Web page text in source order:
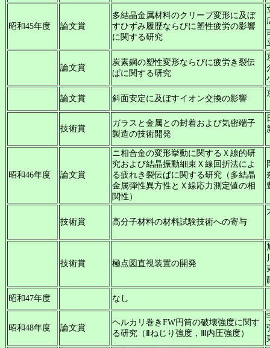
昭和45年度 論文賞
多結晶金属材料のクリープ変形に及ぼ
すひずみ履歴ならびに塑性疲労の影響
に関する研究
論文賞
炭素鋼の塑性変形ならびに疲労き裂伝
ぱに関する研究
論文賞 斜面安定に及ぼすイオン交換の影響
技術賞
ガラスと金属との封着および気密端子
製造の技術開発
昭和46年度 論文賞
ニ相合金の変形挙動に関するＸ線的研
究および結晶振動細束Ｘ線回折法によ
る疲れき裂伝ぱに関する研究（多結晶
金属弾性異方性とＸ線応力測定値の相
関性）
技術賞 高分子材料の材料試験技術への寄与
技術賞 極点図直視装置の開発
昭和47年度 なし
昭和48年度 論文賞
ヘルカリ巻きFW円筒の破壊強度に関す
る研究（Ⅱねじり強度，Ⅲ内圧強度）